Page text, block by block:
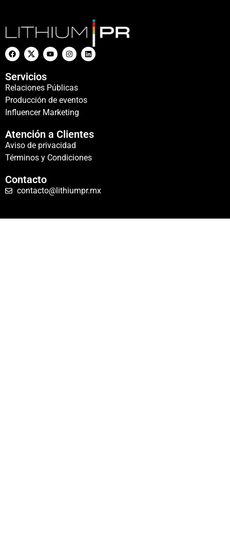
Servicios
Relaciones Públicas
Producción de eventos
Influencer Marketing
Atención a Clientes
Aviso de privacidad
Términos y Condiciones
Contacto
contacto@lithiumpr.mx